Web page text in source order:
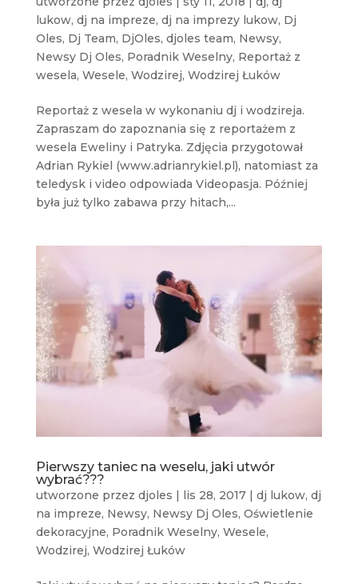
lukow, dj na impreze, dj na imprezy lukow, Dj
Oles, Dj Team, DjOles, djoles team, Newsy,
Newsy Dj Oles, Poradnik Weselny, Reportaż z
wesela, Wesele, Wodzirej, Wodzirej Łuków
Reportaż z wesela w wykonaniu dj i wodzireja.
Zapraszam do zapoznania się z reportażem z
wesela Eweliny i Patryka. Zdjęcia przygotował
Adrian Rykiel (www.adrianrykiel.pl), natomiast za
teledysk i video odpowiada Videopasja. Później
była już tylko zabawa przy hitach,...
Pierwszy taniec na weselu, jaki utwór
wybrać???
utworzone przez djoles | lis 28, 2017| dj lukow, dj
na impreze, Newsy, Newsy Dj Oles, Oświetlenie
dekoracyjne, Poradnik Weselny, Wesele,
Wodzirej, Wodzirej Łuków